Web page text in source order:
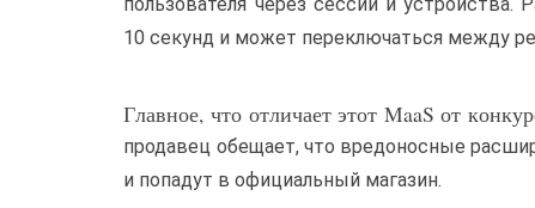
10 секунд и может переключаться между
Главное, что отличает этот MaaS от
продавец обещает, что вредоносные
и попадут в официальный магазин.